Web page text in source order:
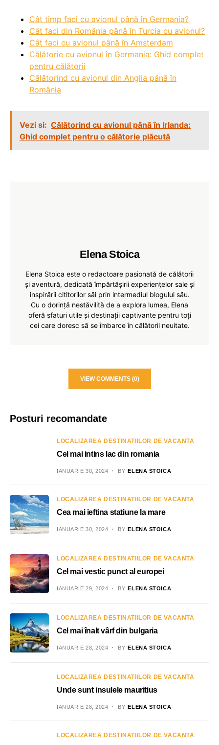
Cât timp faci cu avionul până în Germania?
Cât faci din România până în Turcia cu avionul?
Cât faci cu avionul până în Amsterdam
Călătorie cu avionul în Germania: Ghid complet
pentru călătorii
Călătorind cu avionul din Anglia până în
România
Vezi si: Călătorind cu avionul până în Irlanda:
Ghid complet pentru o călătorie plăcută
Elena Stoica
Elena Stoica este o redactoare pasionată de călătorii
și aventură, dedicată împărtășirii experiențelor sale și
inspirării cititorilor săi prin intermediul blogului său.
Cu o dorință nestăvilită de a explora lumea, Elena
oferă sfaturi utile și destinații captivante pentru toți
cei care doresc să se îmbarce în călătorii neuitate.
VIEW COMMENTS (0)
Posturi recomandate
LOCALIZAREA DESTINATIILOR DE VACANTA
Cel mai intins lac din romania
IANUARIE 30, 2024 BY ELENA STOICA
LOCALIZAREA DESTINATIILOR DE VACANTA
Cea mai ieftina statiune la mare
IANUARIE 30, 2024 BY ELENA STOICA
LOCALIZAREA DESTINATIILOR DE VACANTA
Cel mai vestic punct al europei
IANUARIE 29, 2024 BY ELENA STOICA
LOCALIZAREA DESTINATIILOR DE VACANTA
Cel mai înalt vârf din bulgaria
IANUARIE 28, 2024 BY ELENA STOICA
LOCALIZAREA DESTINATIILOR DE VACANTA
Unde sunt insulele mauritius
IANUARIE 28, 2024 BY ELENA STOICA
LOCALIZAREA DESTINATIILOR DE VACANTA